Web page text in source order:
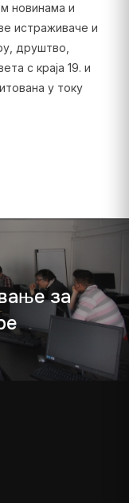
новинама и
истраживаче и
друштво,
с краја 19. и
у току
за